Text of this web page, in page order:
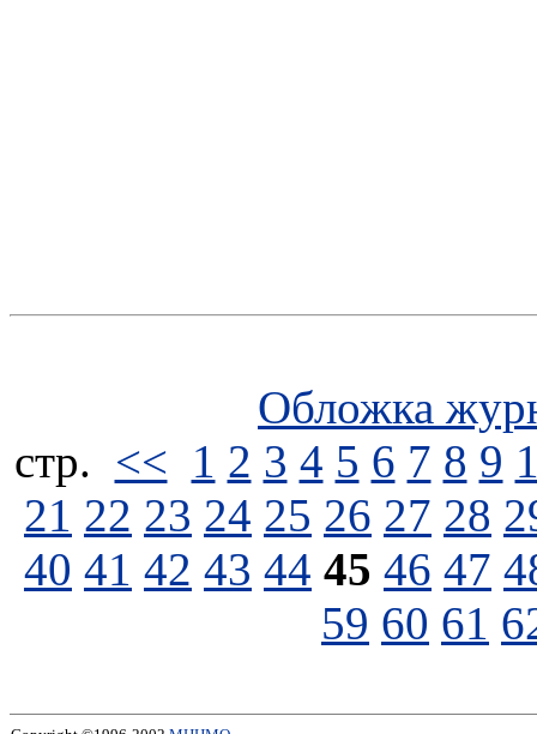
Обложка
стp. << 1 2 3 4 5 6 7 8 9
21 22 23 24 25 26 27 28
40 41 42 43 44 45 46 47
59 60 61